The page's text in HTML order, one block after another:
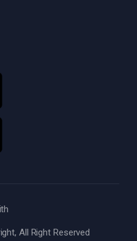
All Right Reserved